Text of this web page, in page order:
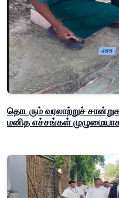
தொடரும் வரலாற்றுச்
மனித எச்சங்கள் முழுமையாக